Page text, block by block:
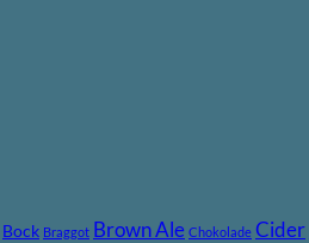
Bock Braggot Brown Ale Chokolade Cider